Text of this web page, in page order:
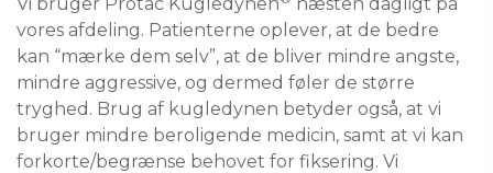
vores afdeling. Patienterne oplever, at de bedre
kan “mærke dem selv”, at de bliver mindre angste,
mindre aggressive, og dermed føler de større
tryghed. Brug af kugledynen betyder også, at vi
bruger mindre beroligende medicin, samt at vi kan
forkorte/begrænse behovet for fiksering. Vi